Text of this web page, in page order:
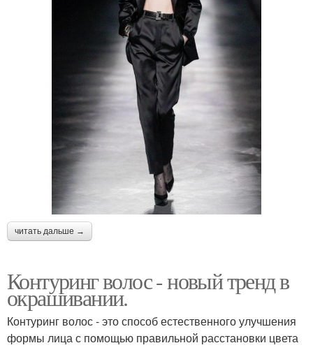
читать дальше →
Контуринг волос - новый тренд в
окрашивании.
Контуринг волос - это способ естественного улучшения
формы лица с помощью правильной расстановки цвета